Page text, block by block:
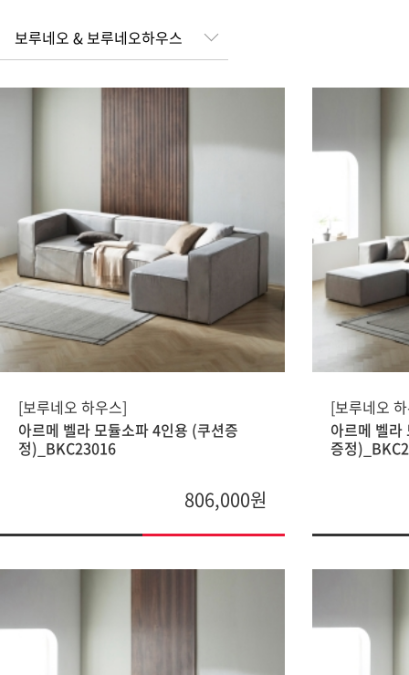
[보루네오 하우스]
아르메 벨라 모듈소파 4인용 (쿠션증
정)_BKC23016
806,000원
[보루네오
아르메 벨
증정